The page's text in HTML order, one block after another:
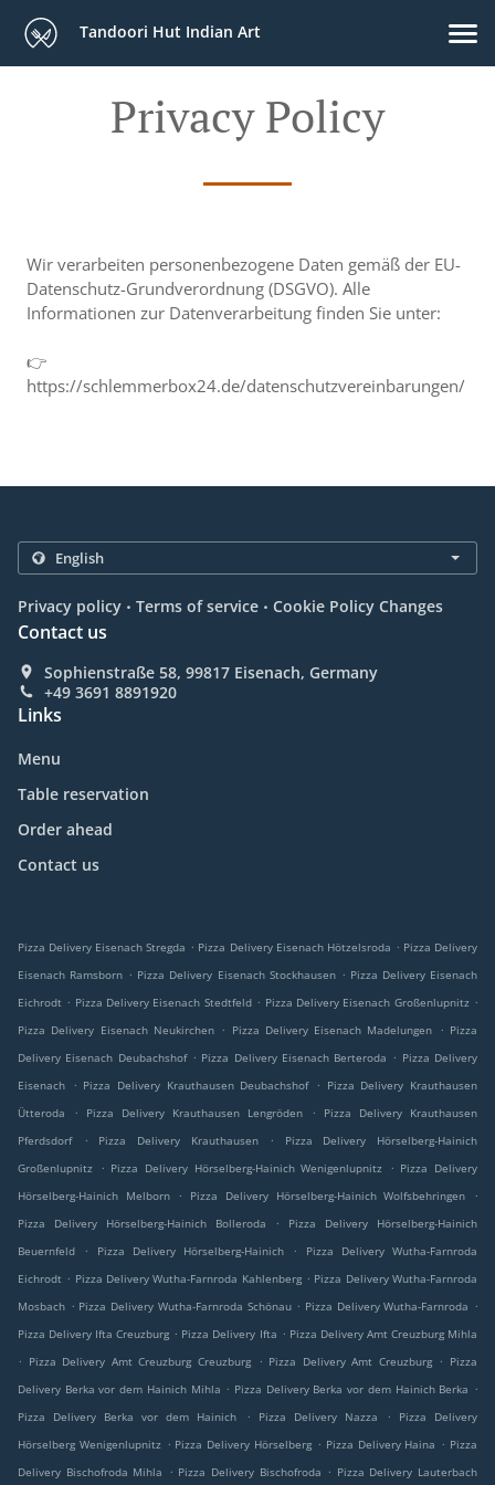
Tandoori Hut Indian Art
Privacy Policy
Wir verarbeiten personenbezogene Daten gemäß der EU-
Datenschutz-Grundverordnung (DSGVO). Alle
Informationen zur Datenverarbeitung finden Sie unter:
👉
https://schlemmerbox24.de/datenschutzvereinbarungen/
Privacy policy . Terms of service . Cookie Policy Changes
Contact us
Sophienstraße 58, 99817 Eisenach, Germany
+49 3691 8891920
Links
Menu
Table reservation
Order ahead
Contact us
Pizza Delivery Eisenach Stregda . Pizza Delivery Eisenach Hötzelsroda . Pizza Delivery
Eisenach Ramsborn . Pizza Delivery Eisenach Stockhausen . Pizza Delivery Eisenach
Eichrodt . Pizza Delivery Eisenach Stedtfeld . Pizza Delivery Eisenach Großenlupnitz .
Pizza Delivery Eisenach Neukirchen . Pizza Delivery Eisenach Madelungen . Pizza
Delivery Eisenach Deubachshof . Pizza Delivery Eisenach Berteroda . Pizza Delivery
Eisenach
. Pizza Delivery Krauthausen Deubachshof . Pizza Delivery Krauthausen
Ütteroda
. Pizza Delivery Krauthausen Lengröden .
Pizza Delivery Krauthausen
Pferdsdorf
. Pizza Delivery Krauthausen .
Pizza Delivery Hörselberg-Hainich
Großenlupnitz
. Pizza Delivery Hörselberg-Hainich Wenigenlupnitz . Pizza Delivery
Hörselberg-Hainich Melborn
. Pizza Delivery Hörselberg-Hainich Wolfsbehringen
.
Pizza Delivery Hörselberg-Hainich Bolleroda
.
Pizza Delivery Hörselberg-Hainich
Beuernfeld
. Pizza Delivery Hörselberg-Hainich .
Pizza Delivery Wutha-Farnroda
Eichrodt . Pizza Delivery Wutha-Farnroda Kahlenberg . Pizza Delivery Wutha-Farnroda
Mosbach . Pizza Delivery Wutha-Farnroda Schönau . Pizza Delivery Wutha-Farnroda .
Pizza Delivery Ifta Creuzburg . Pizza Delivery Ifta . Pizza Delivery Amt Creuzburg Mihla
. Pizza Delivery Amt Creuzburg Creuzburg . Pizza Delivery Amt Creuzburg . Pizza
Delivery Berka vor dem Hainich Mihla . Pizza Delivery Berka vor dem Hainich Berka .
Pizza Delivery Berka vor dem Hainich
. Pizza Delivery Nazza .
Pizza Delivery
Hörselberg Wenigenlupnitz . Pizza Delivery Hörselberg . Pizza Delivery Haina . Pizza
Delivery Bischofroda Mihla
. Pizza Delivery Bischofroda . Pizza Delivery Lauterbach